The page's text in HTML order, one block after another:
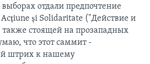
отдали предпочтение
și Solidaritate ("Действие и
также стоящей на прозападных
что этот саммит -
штрих к нашему